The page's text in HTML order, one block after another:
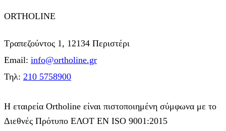
ORTHOLINE
Τραπεζούντος 1, 12134 Περιστέρι
Email: info@ortholine.gr
Τηλ: 210 5758900
Η εταιρεία Ortholine είναι πιστοποιημένη σύμφωνα με το
Διεθνές Πρότυπο ΕΛΟΤ ΕΝ ISO 9001:2015